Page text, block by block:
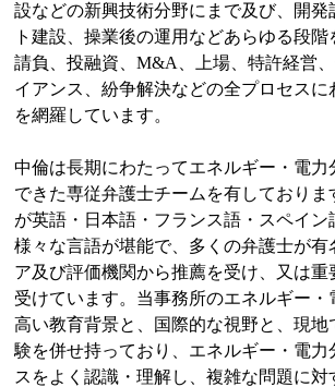
設などの新興技術分野にまで及び、開発
ト建設、操業後の運用などあらゆる段
請負、投融資、M&A、上場、特許経営
イアンス、紛争解決などの全プロセスに
を網羅しています。
中倫は長期にわたってエネルギー・電力
できた専従弁護士チームを有しておりま
が英語・日本語・フランス語・スペイン
様々な言語が堪能で、多くの弁護士が有
ア及び評価機関から推薦を受け、又は重
受けています。当事務所のエネルギー・
高い教育背景と、国際的な視野と、現地
験を併せ持っており、エネルギー・電力
スをよく認識・理解し、複雑な問題に